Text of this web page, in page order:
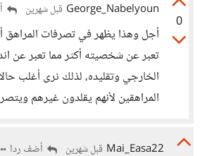
0
George_Nabelyoun قبل شهرين
أجل وهذا يظهر في تصرفات المراهق
تعبر عن شخصيته أكثر مما تعبر عن
الخارجي وتقليده، لذلك نرى أغلب
المراهقين لأنهم يقلدون غيرهم
Mai_Easa22 قبل شهرين أضف ردا